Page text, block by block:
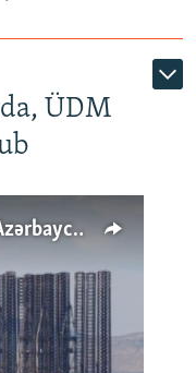
ÜDM
Cənubi Qafqazda ÜDM ən az Azərbaycanda artır: Qonşuları niyə Bakını qabaqlaya bilir?
available